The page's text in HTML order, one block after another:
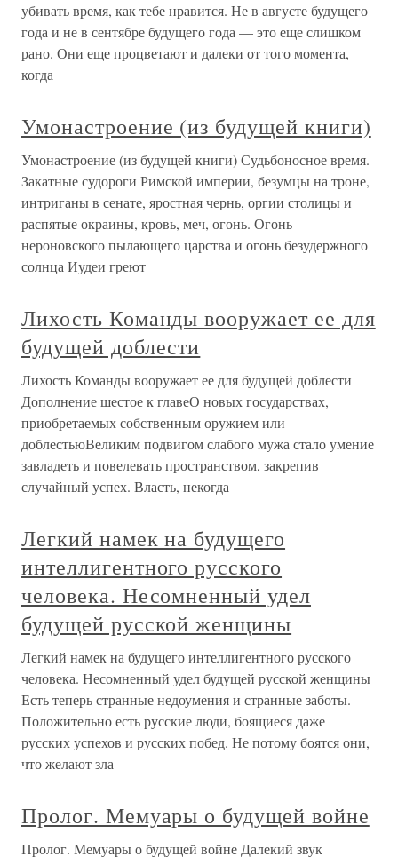
убивать время, как тебе нравится. Не в августе будущего
года и не в сентябре будущего года — это еще слишком
рано. Они еще процветают и далеки от того момента,
когда
Умонастроение (из будущей книги)
Умонастроение (из будущей книги) Судьбоносное время.
Закатные судороги Римской империи, безумцы на троне,
интриганы в сенате, яростная чернь, оргии столицы и
распятые окраины, кровь, меч, огонь. Огонь
нероновского пылающего царства и огонь безудержного
солнца Иудеи греют
Лихость Команды вооружает ее для
будущей доблести
Лихость Команды вооружает ее для будущей доблести
Дополнение шестое к главеО новых государствах,
приобретаемых собственным оружием или
доблестьюВеликим подвигом слабого мужа стало умение
завладеть и повелевать пространством, закрепив
случайный успех. Власть, некогда
Легкий намек на будущего
интеллигентного русского
человека. Несомненный удел
будущей русской женщины
Легкий намек на будущего интеллигентного русского
человека. Несомненный удел будущей русской женщины
Есть теперь странные недоумения и странные заботы.
Положительно есть русские люди, боящиеся даже
русских успехов и русских побед. Не потому боятся они,
что желают зла
Пролог. Мемуары о будущей войне
Пролог. Мемуары о будущей войне Далекий звук